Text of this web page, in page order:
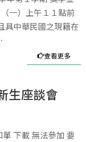
一）上午１１點前
具中華民國之現籍在
查看更多
生座談會
下載 無法參加 要